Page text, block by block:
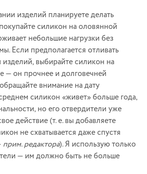
изделий планируете делать
силикон на оловянной
небольшие нагрузки без
Если предполагается отливать
выбирайте силикон на
— он прочнее и долговечней
внимание на дату
силикон «живет» больше года,
но его отвердители уже
действие (т. е. вы добавляете
не схватывается даже спустя
прим. редактора). Я использую только
— им должно быть не больше